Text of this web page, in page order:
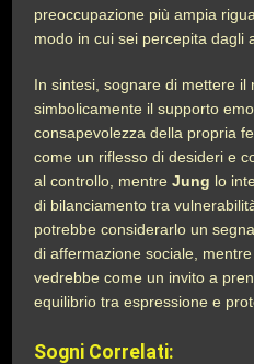
preoccupazione più ampia
modo in cui sei percepita dagli
In sintesi, sognare di mettere il
simbolicamente il supporto
consapevolezza della propria
come un riflesso di desideri e
al controllo, mentreJung lo
di bilanciamento tra
potrebbe considerarlo un
di affermazione sociale, mentre
vedrebbe come un invito a
equilibrio tra espressione e
Sogni Correlati: